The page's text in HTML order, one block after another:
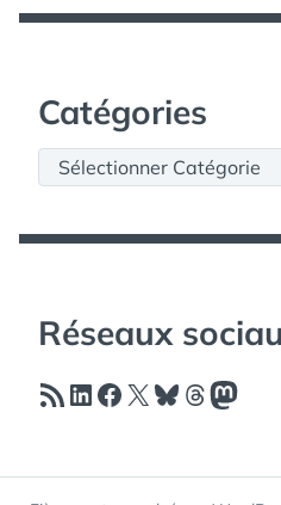
Catégories
Catégories
Réseaux
Flux RSSLinkedIn
Facebook
X Bluesky
Threads